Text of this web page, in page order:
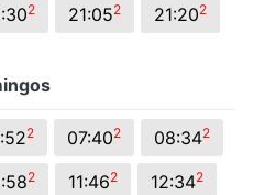
2 21:052 21:202
2 07:402 08:342
2 11:462 12:342